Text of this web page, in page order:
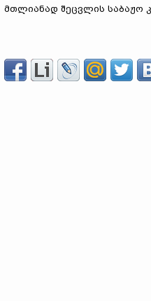
მთლიანად შეცვლის საბაჟო